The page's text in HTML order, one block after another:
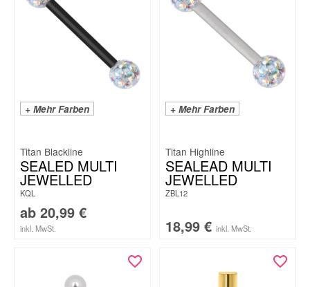
+ Mehr Farben
Titan Blackline
SEALED MULTI
JEWELLED
KQL
ab 20,99 €
inkl. MwSt.
+ Mehr Farben
Titan Highline
SEALEAD MULTI
JEWELLED
ZBL12
18,99 € inkl. MwSt.